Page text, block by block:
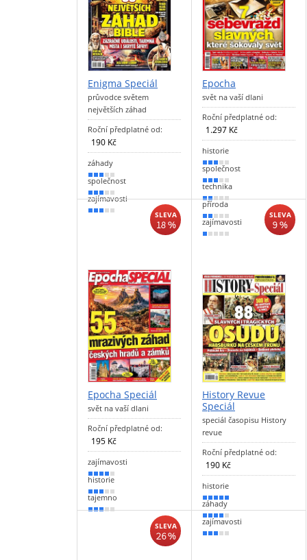
Enigma Speciál
průvodce světem
největších záhad
Roční předplatné od:
190 Kč
záhady
60 %
společnost
50 %
zajímavosti
50 %
Epocha
svět na vaší dlani
Roční předplatné od:
1.297 Kč
historie
60 %
společnost
50 %
technika
40 %
příroda
30 %
zajímavosti
20 %
SLEVA
18 %
Epocha Speciál
svět na vaší dlani
Roční předplatné od:
195 Kč
zajímavosti
80 %
historie
60 %
tajemno
50 %
SLEVA
9 %
History Revue
Speciál
speciál časopisu History
revue
Roční předplatné od:
190 Kč
historie
90 %
záhady
80 %
zajímavosti
50 %
SLEVA
26 %